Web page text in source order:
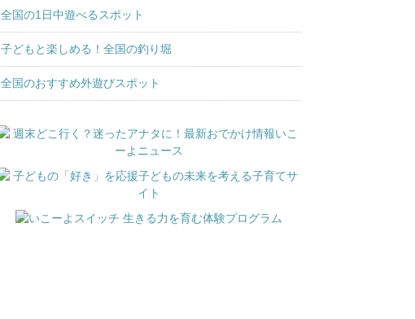
全国の1日中遊べるスポット
子どもと楽しめる！全国の釣り堀
全国のおすすめ外遊びスポット